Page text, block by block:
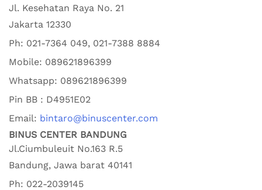
Jl. Kesehatan Raya No. 21
Jakarta 12330
Ph: 021-7364 049, 021-7388 8884
Mobile: 089621896399
Whatsapp: 089621896399
Pin BB : D4951E02
Email: bintaro@binuscenter.com
BINUS CENTER BANDUNG
Jl.Ciumbuleuit No.163 R.5
Bandung, Jawa barat 40141
Ph: 022-2039145